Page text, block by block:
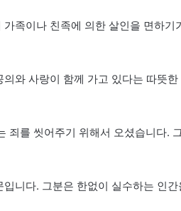
족이나 친족에 의한 살인을 면하기
와 사랑이 함께 가고 있다는 따뜻한
죄를 씻어주기 위해서 오셨습니다.
니다. 그분은 한없이 실수하는 인간